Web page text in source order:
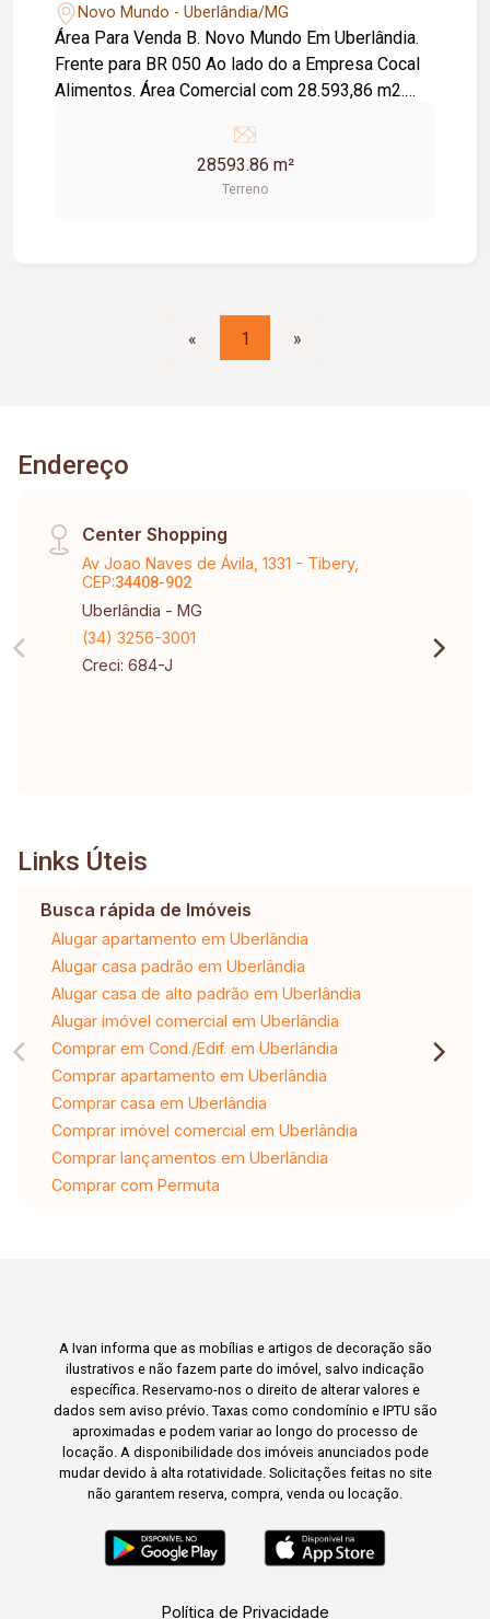
Novo Mundo - Uberlândia/MG
Área Para Venda B. Novo Mundo Em Uberlândia.
Frente para BR 050 Ao lado do a Empresa Cocal
Alimentos. Área Comercial com 28.593,86 m2.
28593.86 m²
Terreno
« 1 »
Endereço
Center Shopping
Av Joao Naves de Ávila, 1331 - Tibery,
CEP:34408-902
Uberlândia - MG
(34) 3256-3001
Creci: 684-J
Links Úteis
Busca rápida de Imóveis
Alugar apartamento em Uberlândia
Alugar casa padrão em Uberlândia
Alugar casa de alto padrão em Uberlândia
Alugar imóvel comercial em Uberlândia
Comprar em Cond./Edif. em Uberlândia
Comprar apartamento em Uberlândia
Comprar casa em Uberlândia
Comprar imóvel comercial em Uberlândia
Comprar lançamentos em Uberlândia
Comprar com Permuta
A Ivan informa que as mobílias e artigos de decoração são
ilustrativos e não fazem parte do imóvel, salvo indicação
específica. Reservamo-nos o direito de alterar valores e
dados sem aviso prévio. Taxas como condomínio e IPTU são
aproximadas e podem variar ao longo do processo de
locação. A disponibilidade dos imóveis anunciados pode
mudar devido à alta rotatividade. Solicitações feitas no site
não garantem reserva, compra, venda ou locação.
Política de Privacidade